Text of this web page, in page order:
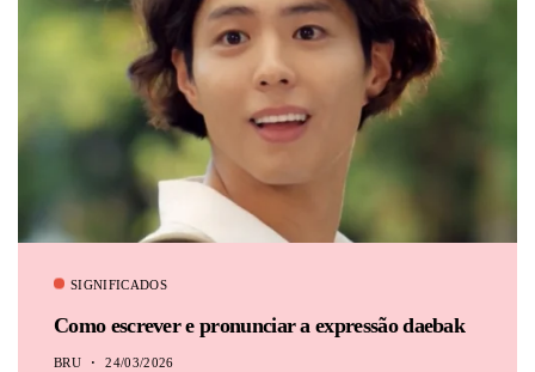
SIGNIFICADOS
Como escrever e pronunciar a expressão daebak
BRU 24/03/2026